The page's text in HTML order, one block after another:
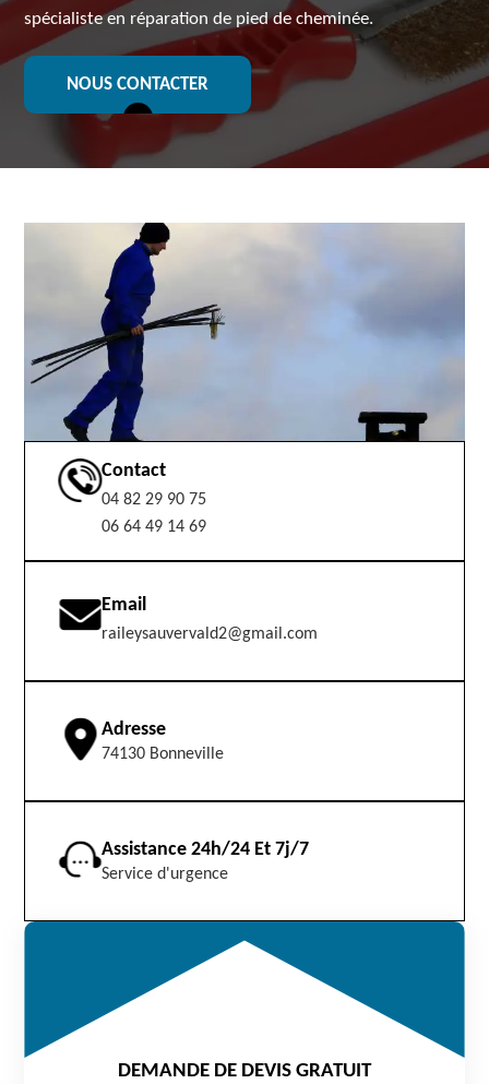
spécialiste en réparation de pied de cheminée.
NOUS CONTACTER
Contact
04 82 29 90 75
06 64 49 14 69
Email
raileysauvervald2@gmail.com
Adresse
74130 Bonneville
Assistance 24h/24 Et 7j/7
Service d'urgence
DEMANDE DE DEVIS GRATUIT